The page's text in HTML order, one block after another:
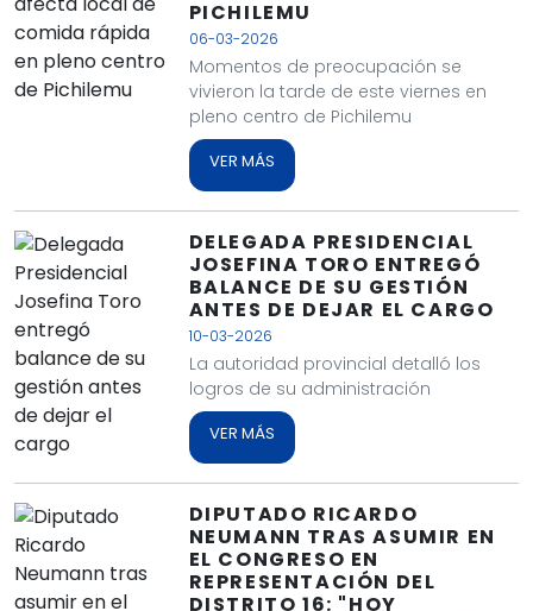
PICHILEMU
06-03-2026
Momentos de preocupación se
vivieron la tarde de este viernes en
pleno centro de Pichilemu
VER MÁS
DELEGADA PRESIDENCIAL
JOSEFINA TORO ENTREGÓ
BALANCE DE SU GESTIÓN
ANTES DE DEJAR EL CARGO
10-03-2026
La autoridad provincial detalló los
logros de su administración
VER MÁS
DIPUTADO RICARDO
NEUMANN TRAS ASUMIR EN
EL CONGRESO EN
REPRESENTACIÓN DEL
DISTRITO 16: "HOY